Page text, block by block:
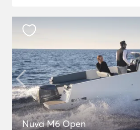
Nuva M6 Open